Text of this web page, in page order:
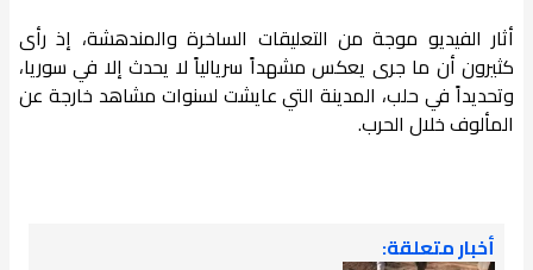
أثار الفيديو موجة من التعليقات الساخرة والمندهشة، إذ رأى
كثيرون أن ما جرى يعكس مشهداً سريالياً لا يحدث إلا في سوريا،
وتحديداً في حلب، المدينة التي عايشت لسنوات مشاهد خارجة عن
المألوف خلال الحرب.
أخبار متعلقة: